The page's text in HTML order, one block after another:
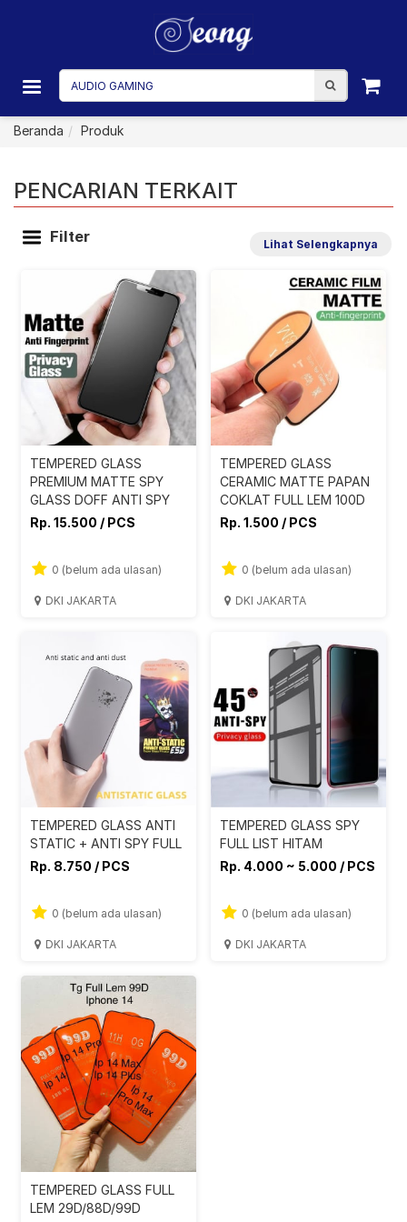
Beranda Produk
PENCARIAN TERKAIT
Filter
TEMPERED GLASS
PREMIUM MATTE SPY
GLASS DOFF ANTI SPY
Rp. 15.500 / PCS
0 (belum ada ulasan)
DKI JAKARTA
TEMPERED GLASS
CERAMIC MATTE PAPAN
COKLAT FULL LEM 100D
Rp. 1.500 / PCS
0 (belum ada ulasan)
DKI JAKARTA
TEMPERED GLASS ANTI
STATIC + ANTI SPY FULL
Rp. 8.750 / PCS
0 (belum ada ulasan)
DKI JAKARTA
TEMPERED GLASS SPY
FULL LIST HITAM
Rp. 4.000 ~ 5.000 / PCS
0 (belum ada ulasan)
DKI JAKARTA
TEMPERED GLASS FULL
LEM 29D/88D/99D
Lihat Selengkapnya